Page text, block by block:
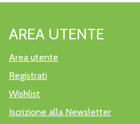
AREA UTENTE
Area utente
Registrati
Wishlist
Iscrizione alla Newsletter